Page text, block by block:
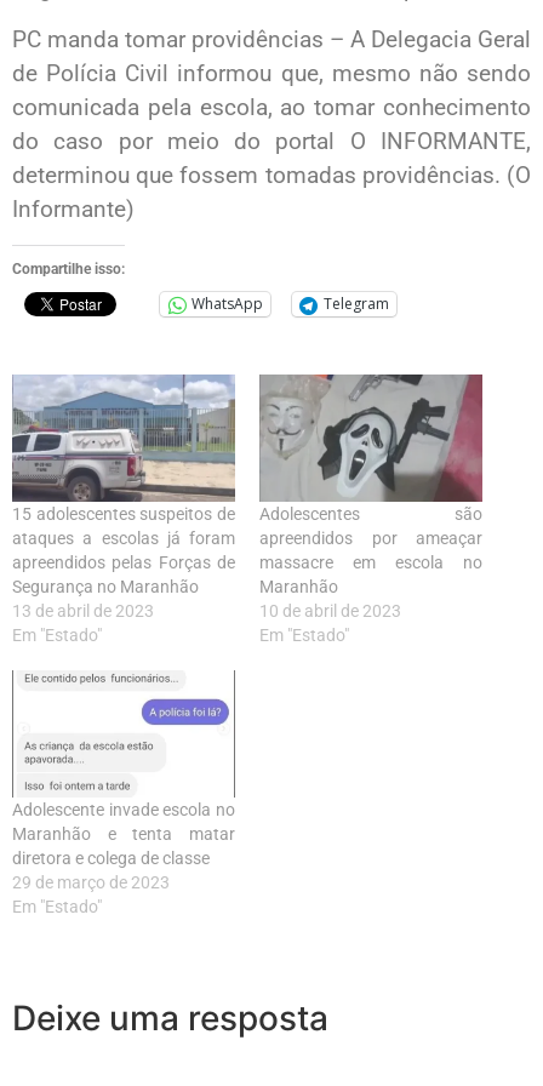
PC manda tomar providências – A Delegacia Geral
de Polícia Civil informou que, mesmo não sendo
comunicada pela escola, ao tomar conhecimento
do caso por meio do portal O INFORMANTE,
determinou que fossem tomadas providências. (O
Informante)
Compartilhe isso:
WhatsApp Telegram
15 adolescentes suspeitos de
ataques a escolas já foram
apreendidos pelas Forças de
Segurança no Maranhão
13 de abril de 2023
Em "Estado"
Adolescentes são
apreendidos por ameaçar
massacre em escola no
Maranhão
10 de abril de 2023
Em "Estado"
Adolescente invade escola no
Maranhão e tenta matar
diretora e colega de classe
29 de março de 2023
Em "Estado"
Deixe uma resposta